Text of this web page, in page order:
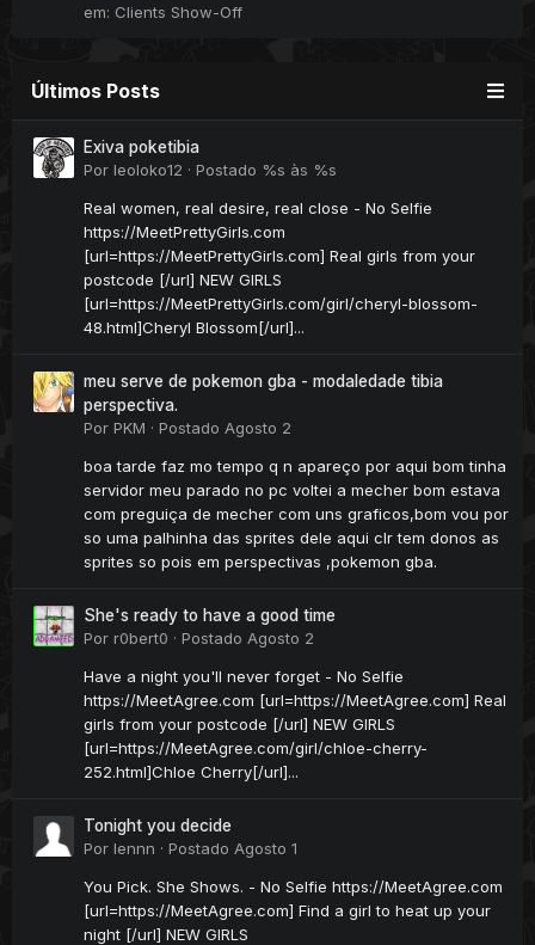
em: Clients Show-Off
Últimos Posts
Exiva poketibia
Por leoloko12 · Postado %s às %s
Real women, real desire, real close - No Selfie
https://MeetPrettyGirls.com
[url=https://MeetPrettyGirls.com] Real girls from your
postcode [/url] NEW GIRLS
[url=https://MeetPrettyGirls.com/girl/cheryl-blossom-
48.html]Cheryl Blossom[/url]...
meu serve de pokemon gba - modaledade tibia
perspectiva.
Por PKM · Postado Agosto 2
boa tarde faz mo tempo q n apareço por aqui bom tinha
servidor meu parado no pc voltei a mecher bom estava
com preguiça de mecher com uns graficos,bom vou por
so uma palhinha das sprites dele aqui clr tem donos as
sprites so pois em perspectivas ,pokemon gba.
She's ready to have a good time
Por r0bert0 · Postado Agosto 2
Have a night you'll never forget - No Selfie
https://MeetAgree.com [url=https://MeetAgree.com] Real
girls from your postcode [/url] NEW GIRLS
[url=https://MeetAgree.com/girl/chloe-cherry-
252.html]Chloe Cherry[/url]...
Tonight you decide
Por lennn · Postado Agosto 1
You Pick. She Shows. - No Selfie https://MeetAgree.com
[url=https://MeetAgree.com] Find a girl to heat up your
night [/url] NEW GIRLS